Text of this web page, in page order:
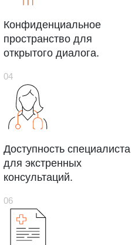
Конфиденциальное
пространство для
открытого диалога.
Доступность специалиста
для экстренных
консультаций.